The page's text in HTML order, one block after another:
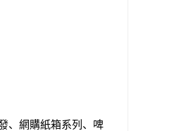
、網購紙箱系列、啤